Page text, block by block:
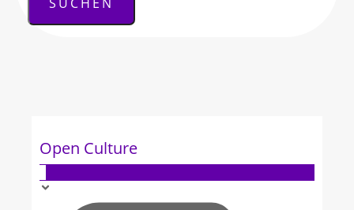
Open Culture